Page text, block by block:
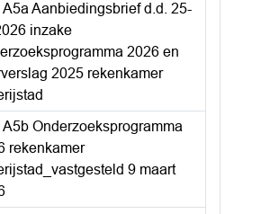
A5a Aanbiedingsbrief d.d. 25-
inzake
2026 en
2025 rekenkamer
A5b Onderzoeksprogramma
rekenkamer
9 maart